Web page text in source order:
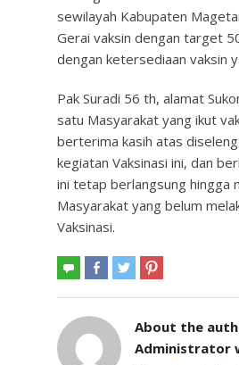
sewilayah Kabupaten
Gerai vaksin dengan target
dengan ketersediaan vaksin
Pak Suradi 56 th, alamat
satu Masyarakat yang ikut
berterima kasih atas
kegiatan Vaksinasi ini, dan
ini tetap berlangsung hingga
Masyarakat yang belum
Vaksinasi.
About the
Administrator